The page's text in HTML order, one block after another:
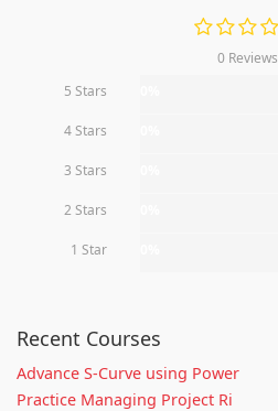
0 Reviews
5 Stars
4 Stars
3 Stars
2 Stars
1 Star
Recent Courses
Advance S-Curve using Power
Practice Managing Project Ri